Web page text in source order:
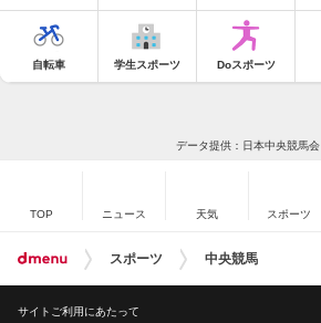
自転車 学生スポーツ Doスポーツ
データ提供：日本中央競馬会
TOP ニュース 天気 スポーツ
スポーツ 中央競馬
サイトご利用にあたって